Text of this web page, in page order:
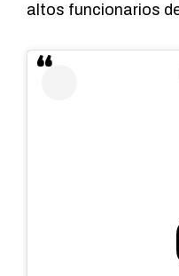
altos funcionarios